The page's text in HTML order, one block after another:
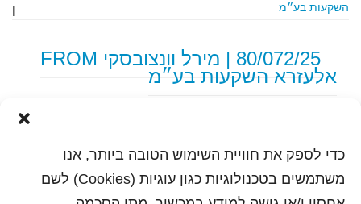
כדי לספק את חוויית השימוש הטובה ביותר, אנו
משתמשים בטכנולוגיות כגון עוגיות (Cookies) לשם
השקעות בע״מ
|
80/072/25 | מירל וונצובסקי FROM
אלעזרא השקעות בע״מ